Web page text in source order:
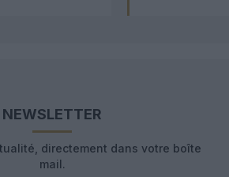
NEWSLETTER
directement dans votre boîte
mail.